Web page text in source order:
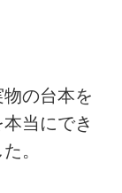
の台本を
当にでき
。